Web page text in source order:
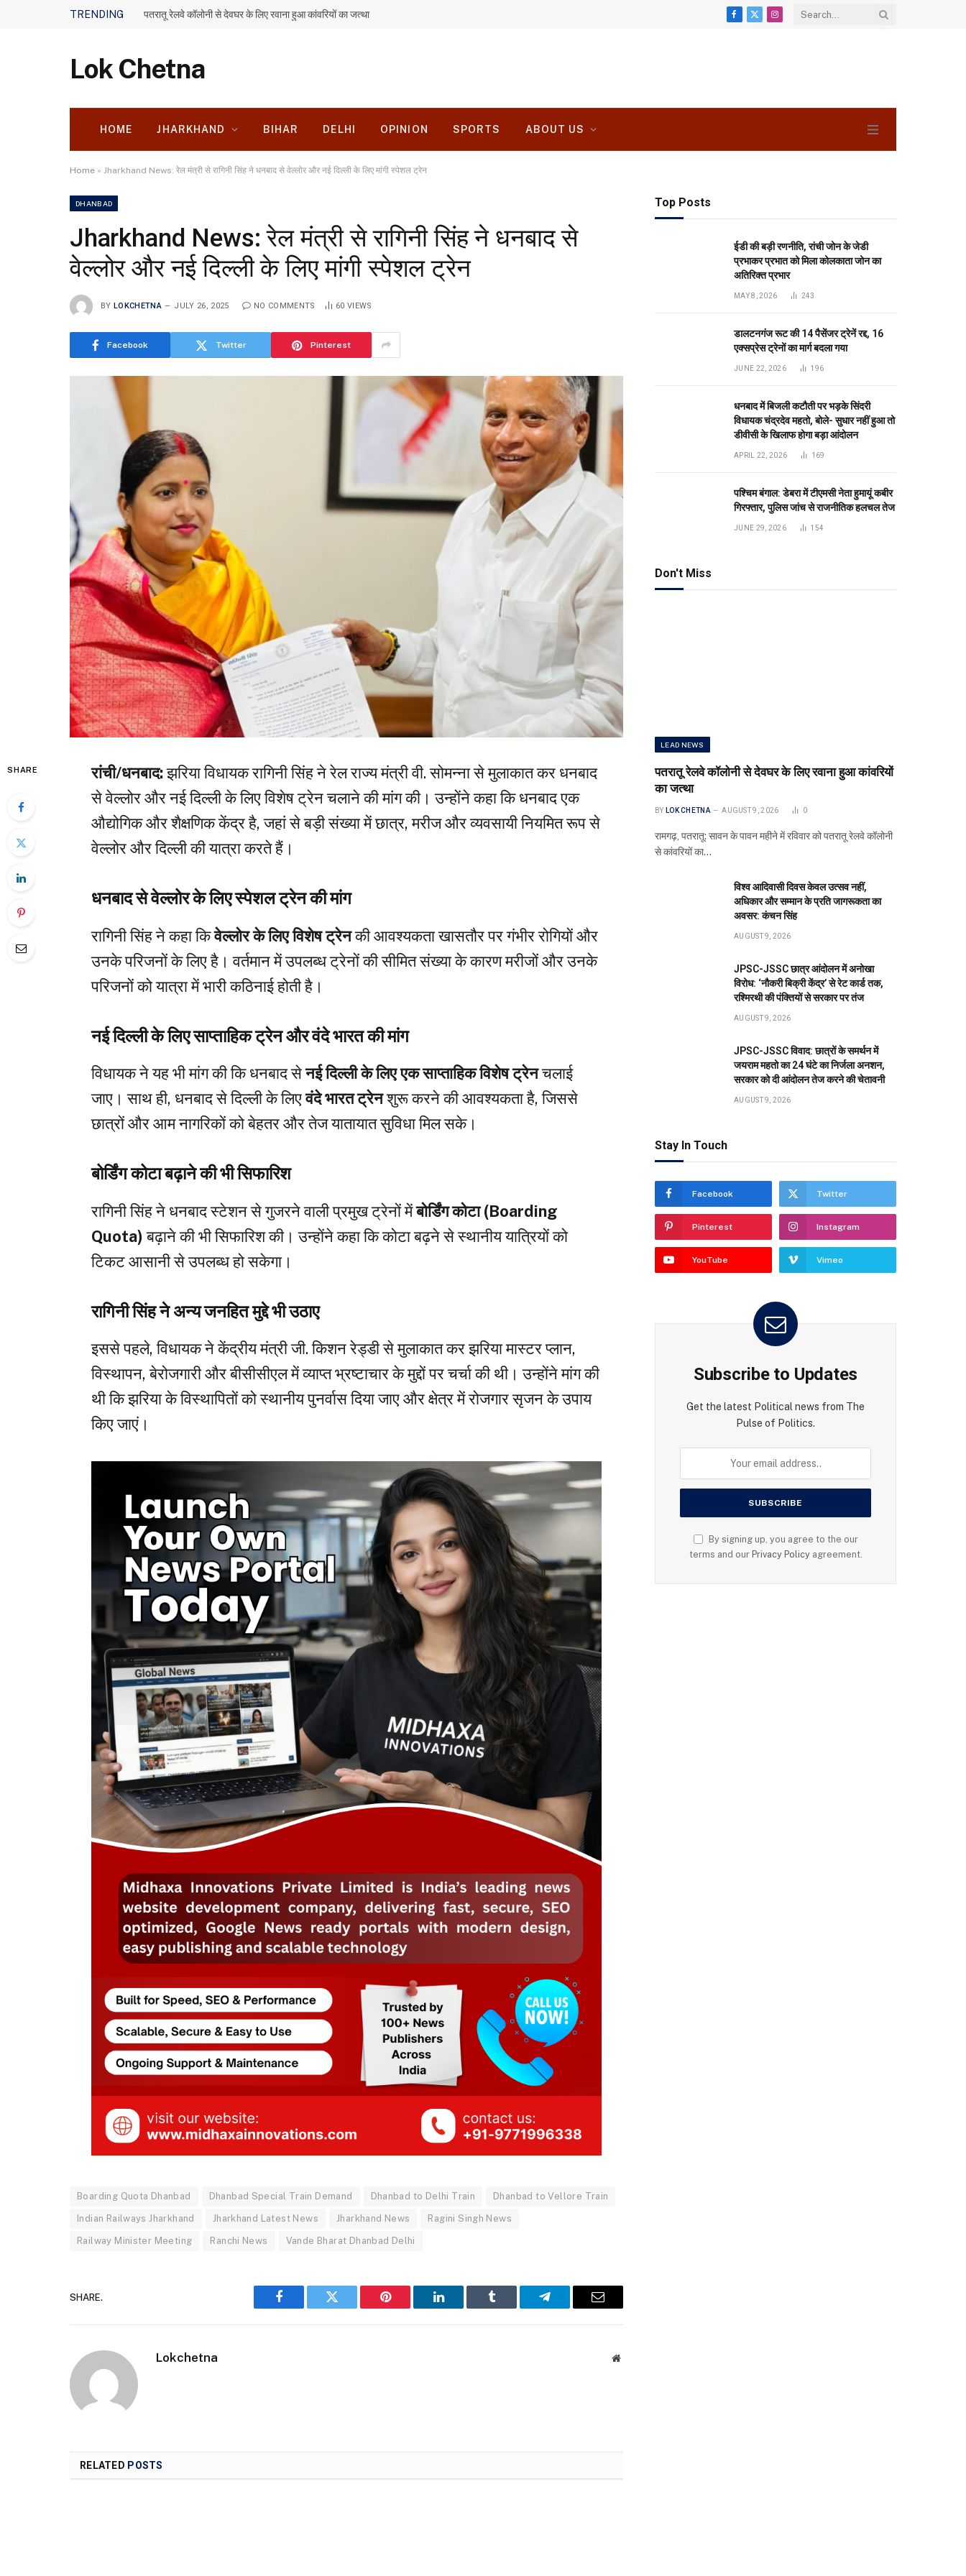
TRENDING पतरातू रेलवे कॉलोनी से देवघर के लिए रवाना हुआ कांवरियों का जत्था
Facebook
X
Instagram
Lok Chetna
HOME JHARKHAND BIHAR DELHI OPINION SPORTS ABOUT US
Home » Jharkhand News: रेल मंत्री से रागिनी सिंह ने धनबाद से वेल्लोर और नई दिल्ली के लिए मांगी स्पेशल ट्रेन
DHANBAD
Jharkhand News: रेल मंत्री से रागिनी सिंह ने धनबाद से
वेल्लोर और नई दिल्ली के लिए मांगी स्पेशल ट्रेन
BY LOKCHETNA JULY 26, 2025 NO COMMENTS 60 VIEWS
Facebook Twitter Pinterest
SHARE रांची/धनबाद:झरिया विधायक रागिनी सिंह ने रेल राज्य मंत्री वी. सोमन्ना से मुलाकात कर धनबाद
से वेल्लोर और नई दिल्ली के लिए विशेष ट्रेन चलाने की मांग की। उन्होंने कहा कि धनबाद एक
औद्योगिक और शैक्षणिक केंद्र है, जहां से बड़ी संख्या में छात्र, मरीज और व्यवसायी नियमित रूप से
वेल्लोर और दिल्ली की यात्रा करते हैं।
धनबाद से वेल्लोर के लिए स्पेशल ट्रेन की मांग
रागिनी सिंह ने कहा किवेल्लोर के लिए विशेष ट्रेनकी आवश्यकता खासतौर पर गंभीर रोगियों और
उनके परिजनों के लिए है। वर्तमान में उपलब्ध ट्रेनों की सीमित संख्या के कारण मरीजों और उनके
परिजनों को यात्रा में भारी कठिनाई होती है।
नई दिल्ली के लिए साप्ताहिक ट्रेन और वंदे भारत की मांग
विधायक ने यह भी मांग की कि धनबाद सेनई दिल्ली के लिए एक साप्ताहिक विशेष ट्रेनचलाई
जाए। साथ ही, धनबाद से दिल्ली के लिएवंदे भारत ट्रेनशुरू करने की आवश्यकता है, जिससे
छात्रों और आम नागरिकों को बेहतर और तेज यातायात सुविधा मिल सके।
बोर्डिंग कोटा बढ़ाने की भी सिफारिश
रागिनी सिंह ने धनबाद स्टेशन से गुजरने वाली प्रमुख ट्रेनों मेंबोर्डिंग कोटा (Boarding
Quota)बढ़ाने की भी सिफारिश की। उन्होंने कहा कि कोटा बढ़ने से स्थानीय यात्रियों को
टिकट आसानी से उपलब्ध हो सकेगा।
रागिनी सिंह ने अन्य जनहित मुद्दे भी उठाए
इससे पहले, विधायक ने केंद्रीय मंत्री जी. किशन रेड्डी से मुलाकात कर झरिया मास्टर प्लान,
विस्थापन, बेरोजगारी और बीसीसीएल में व्याप्त भ्रष्टाचार के मुद्दों पर चर्चा की थी। उन्होंने मांग की
थी कि झरिया के विस्थापितों को स्थानीय पुनर्वास दिया जाए और क्षेत्र में रोजगार सृजन के उपाय
किए जाएं।
Boarding Quota Dhanbad Dhanbad Special Train Demand Dhanbad to Delhi Train Dhanbad to Vellore Train
Indian Railways Jharkhand Jharkhand Latest News Jharkhand News Ragini Singh News
Railway Minister Meeting Ranchi News Vande Bharat Dhanbad Delhi
SHARE.
Facebook Twitter Pinterest LinkedIn Tumblr Telegram Email
Lokchetna Website
RELATED POSTS
Top Posts
ईडी की बड़ी रणनीति, रांची जोन के जेडी
प्रभाकर प्रभात को मिला कोलकाता जोन का
अतिरिक्त प्रभार
MAY 8, 2026 243
डालटनगंज रूट की 14 पैसेंजर ट्रेनें रद्द, 16
एक्सप्रेस ट्रेनों का मार्ग बदला गया
JUNE 22, 2026 196
धनबाद में बिजली कटौती पर भड़के सिंदरी
विधायक चंद्रदेव महतो, बोले- सुधार नहीं हुआ तो
डीवीसी के खिलाफ होगा बड़ा आंदोलन
APRIL 22, 2026 169
पश्चिम बंगाल: डेबरा में टीएमसी नेता हुमायूं कबीर
गिरफ्तार, पुलिस जांच से राजनीतिक हलचल तेज
JUNE 29, 2026 154
Don't Miss
LEAD NEWS
पतरातू रेलवे कॉलोनी से देवघर के लिए रवाना हुआ कांवरियों
का जत्था
BY LOK CHETNA AUGUST 9, 2026 0
रामगढ़, पतरातू: सावन के पावन महीने में रविवार को पतरातू रेलवे कॉलोनी
से कांवरियों का…
विश्व आदिवासी दिवस केवल उत्सव नहीं,
अधिकार और सम्मान के प्रति जागरूकता का
अवसर: कंचन सिंह
AUGUST 9, 2026
JPSC-JSSC छात्र आंदोलन में अनोखा
विरोध: ‘नौकरी बिक्री केंद्र’ से रेट कार्ड तक,
रश्मिरथी की पंक्तियों से सरकार पर तंज
AUGUST 9, 2026
JPSC-JSSC विवाद: छात्रों के समर्थन में
जयराम महतो का 24 घंटे का निर्जला अनशन,
सरकार को दी आंदोलन तेज करने की चेतावनी
AUGUST 9, 2026
Stay In Touch
Facebook Twitter
Pinterest Instagram
YouTube Vimeo
Subscribe to Updates
Get the latest Political news from The
Pulse of Politics.
By signing up, you agree to the our
terms and our Privacy Policyagreement.